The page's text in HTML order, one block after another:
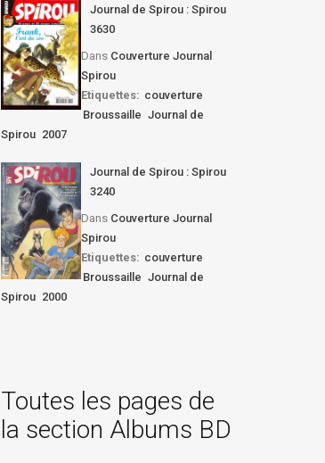
Journal de Spirou : Spirou
3630
Dans Couverture Journal
Spirou
Etiquettes: couverture
Broussaille Journal de
Spirou 2007
Journal de Spirou : Spirou
3240
Dans Couverture Journal
Spirou
Etiquettes: couverture
Broussaille Journal de
Spirou 2000
Toutes les pages de
la section Albums BD